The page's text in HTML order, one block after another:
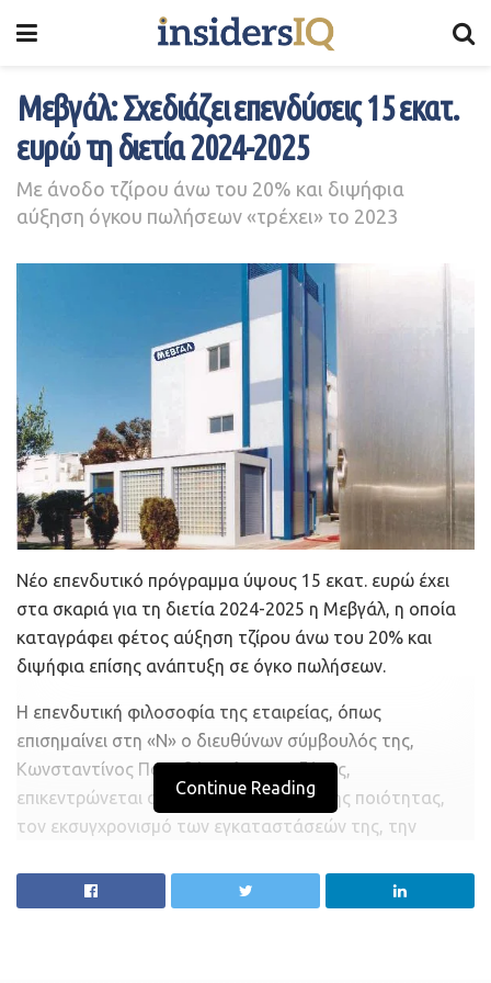
Μεβγάλ: Σχεδιάζει επενδύσεις 15 εκατ.
ευρώ τη διετία 2024-2025
Με άνοδο τζίρου άνω του 20% και διψήφια
αύξηση όγκου πωλήσεων «τρέχει» το 2023
Νέο επενδυτικό πρόγραμμα ύψους 15 εκατ. ευρώ έχει
στα σκαριά για τη διετία 2024-2025 η Μεβγάλ, η οποία
καταγράφει φέτος αύξηση τζίρου άνω του 20% και
διψήφια επίσης ανάπτυξη σε όγκο πωλήσεων.
Η επενδυτική φιλοσοφία της εταιρείας, όπως
επισημαίνει στη «Ν» ο διευθύνων σύμβουλός της,
Κωνσταντίνος Παπαδόπουλος Χατζάκος,
επικεντρώνεται στη διαρκή βελτίωση της ποιότητας,
τον εκσυγχρονισμό των εγκαταστάσεών της, την
αύξηση των δυνατοτήτων της για παραγωγή νέων
προϊόντων.
Continue Reading